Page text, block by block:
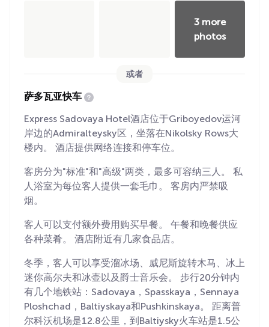
3 more
photos
或者
萨多瓦亚快车
Express Sadovaya Hotel酒店位于Griboyedov运河
岸边的Admiralteysky区，坐落在Nikolsky Rows大
楼内。 酒店提供网络连接和停车位。
客房分为"标准"和"高级"两类，最多可容纳三人。 私
人浴室为每位客人提供一套毛巾。 客房内严禁吸
烟。
客人可以支付额外费用购买早餐。 午餐和晚餐供应
各种菜肴。 酒店附近有几家食品店。
冬季，客人可以享受溜冰场、威尼斯旋转木马、冰上
迷你高尔夫和冰壶以及爵士音乐会。 步行20分钟内
有几个地铁站：Sadovaya，Spasskaya，Sennaya
Ploshchad，Baltiyskaya和Pushkinskaya。 距离普
尔科沃机场是12.8公里，到Baltiysky火车站是1.5公